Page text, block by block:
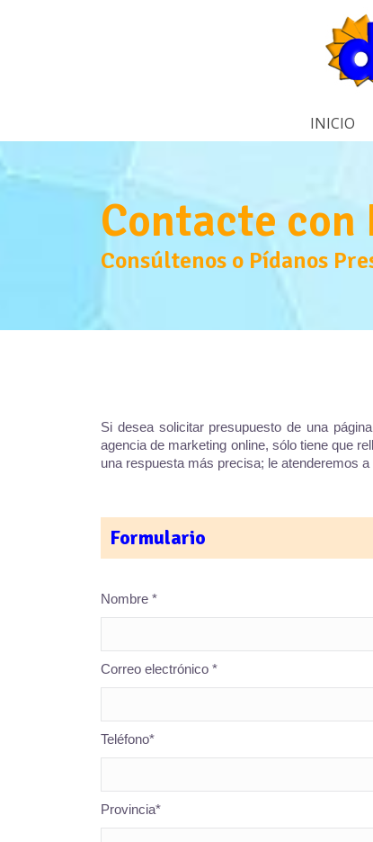
INICIO
Contacte con
Consúltenos o Pídanos
Si desea solicitar presupuesto de una
agencia de marketing online, sólo tiene que
una respuesta más precisa; le atenderemos
Formulario
Nombre *
Correo electrónico *
Teléfono*
Provincia*